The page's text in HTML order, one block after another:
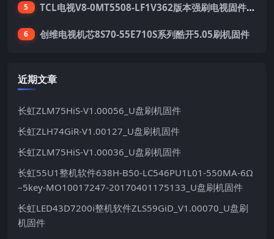
5 TCL电视V8-0MT5508-LF1V362版本强刷电视固件包下载
6 创维电视机芯8S70-55E710S系列酷开5.05刷机固件
近期文章
长虹ZLM75HiS-V1.00056_U盘刷机固件
长虹ZLH74GiR-V1.00127_U盘刷机固件
长虹ZLM75HiS-V1.00036_U盘刷机固件
长虹55U1整机软件638H-B50-LC546PU1L01-550MA-6Ω
–5key-MO10017247-20170401175133_U盘刷机固件
长虹LED43D7200i整机软件ZLS59GiD_V1.00070_U盘刷
机固件